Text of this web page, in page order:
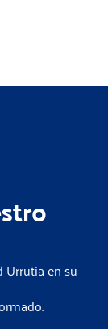
Urrutia en su